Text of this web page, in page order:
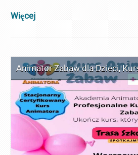
Więcej
Animator Zabaw dla Dzieci,